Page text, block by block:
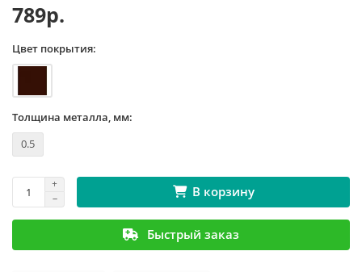
789р.
Цвет покрытия:
Толщина металла, мм:
0.5
В корзину
Быстрый заказ